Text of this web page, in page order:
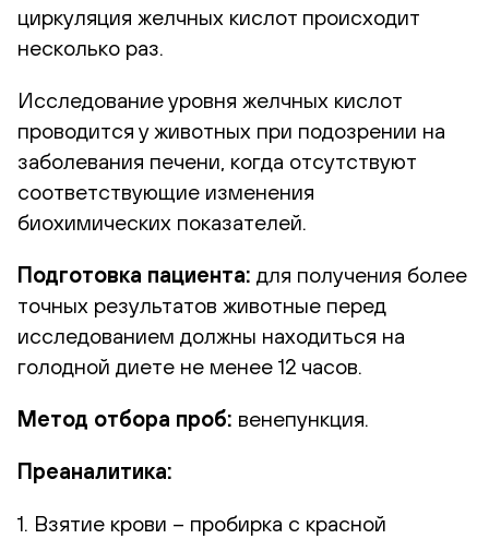
циркуляция желчных кислот происходит
несколько раз.
Исследование уровня желчных кислот
проводится у животных при подозрении на
заболевания печени, когда отсутствуют
соответствующие изменения
биохимических показателей.
Подготовка пациента: для получения более
точных результатов животные перед
исследованием должны находиться на
голодной диете не менее 12 часов.
Метод отбора проб: венепункция.
Преаналитика:
1. Взятие крови – пробирка с красной